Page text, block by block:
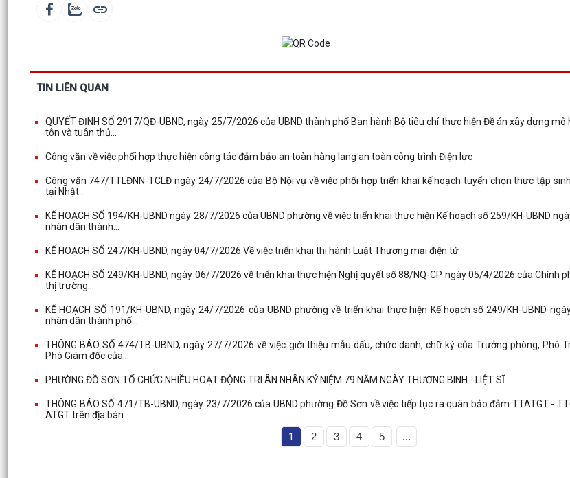
TIN LIÊN QUAN
QUYẾT ĐỊNH SỐ 2917/QĐ-UBND, ngày 25/7/2026 của UBND thành phố Ban hành Bộ tiêu chí thực hiện Đề án xây dựng
tôn và tuân thủ...
Công văn về việc phối hợp thực hiện công tác đảm bảo an toàn hàng lang an toàn công trình Điện lực
Công văn 747/TTLĐNN-TCLĐ ngày 24/7/2026 của Bộ Nội vụ về việc phối hợp triển khai kế hoạch tuyển chọn thực tập
tại Nhật...
KẾ HOẠCH SỐ 194/KH-UBND ngày 28/7/2026 của UBND phường về việc triển khai thực hiện Kế hoạch số 259/KH-UBND
nhân dân thành...
KẾ HOẠCH SỐ 247/KH-UBND, ngày 04/7/2026 Về việc triển khai thi hành Luật Thương mại điện tử
KẾ HOẠCH SỐ 249/KH-UBND, ngày 06/7/2026 về triển khai thực hiện Nghị quyết số 88/NQ-CP ngày 05/4/2026 của Chính
thị trường...
KẾ HOẠCH SỐ 191/KH-UBND, ngày 24/7/2026 của UBND phường về triển khai thực hiện Kế hoạch số 249/KH-UBND
nhân dân thành phố...
THÔNG BÁO SỐ 474/TB-UBND, ngày 27/7/2026 về việc giới thiệu mẫu dấu, chức danh, chữ ký của Trưởng phòng, Phó
Phó Giám đốc của...
PHƯỜNG ĐỒ SƠN TỔ CHỨC NHIỀU HOẠT ĐỘNG TRI ÂN NHÂN KỶ NIỆM 79 NĂM NGÀY THƯƠNG BINH - LIỆT SĨ
THÔNG BÁO SỐ 471/TB-UBND, ngày 23/7/2026 của UBND phường Đồ Sơn về việc tiếp tục ra quân bảo đảm TTATGT -
ATGT trên địa bàn...
1 2 3 4 5 ...